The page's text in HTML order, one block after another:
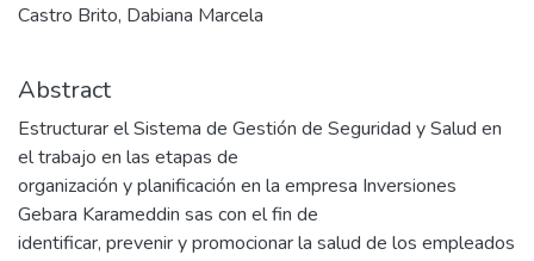
Castro Brito, Dabiana Marcela
Abstract
Estructurar el Sistema de Gestión de Seguridad y Salud en
el trabajo en las etapas de
organización y planificación en la empresa Inversiones
Gebara Karameddin sas con el fin de
identificar, prevenir y promocionar la salud de los empleados